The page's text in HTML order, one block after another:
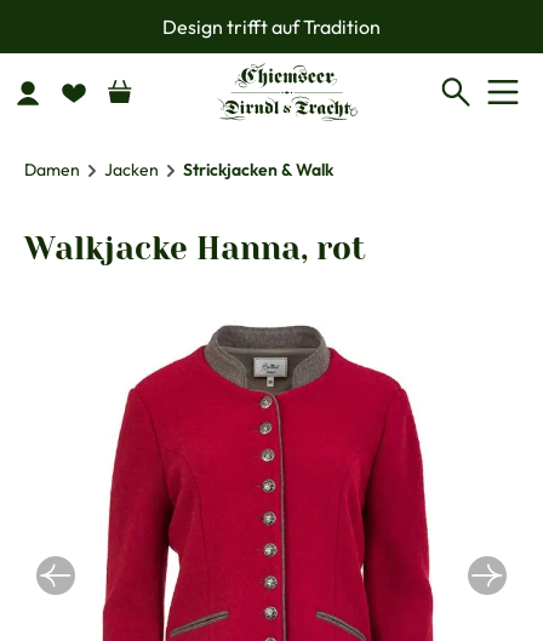
Zum Hauptinhalt springenDesign trifft auf Tradition
Damen Jacken Strickjacken & Walk
Walkjacke Hanna, rot